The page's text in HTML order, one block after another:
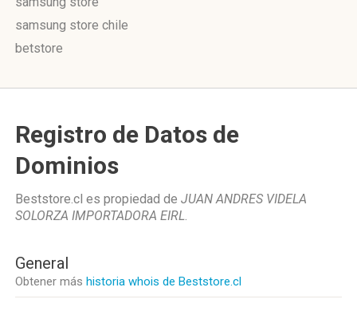
samsung store chile
betstore
Registro de Datos de
Dominios
Beststore.cl es propiedad de JUAN ANDRES VIDELA
SOLORZA IMPORTADORA EIRL.
General
Obtener más historia whois de Beststore.cl